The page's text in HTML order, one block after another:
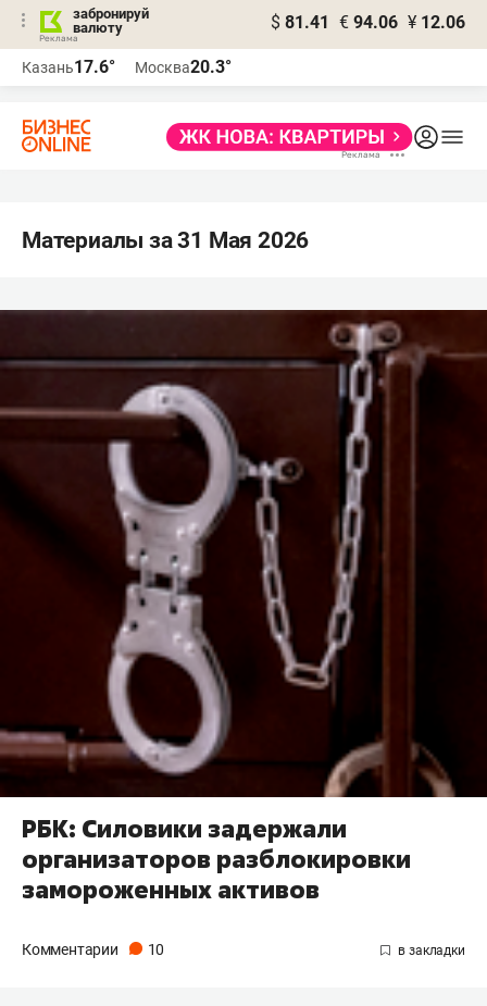
забронируй
валюту
$ 81.41 € 94.06 ¥ 12.06
Казань17.6° Москва20.3°
Материалы за 31 Мая 2026
РБК: Силовики задержали
организаторов разблокировки
замороженных активов
Комментарии 10